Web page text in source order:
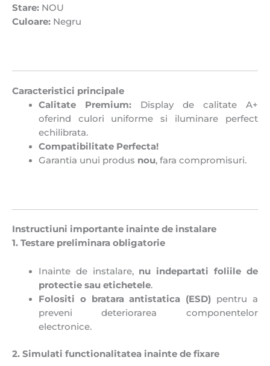
Stare: NOU
Culoare: Negru
Caracteristici principale
Calitate Premium:Display de calitate A+
oferind culori uniforme si iluminare perfect
echilibrata.
Compatibilitate Perfecta!
Garantia unui produs nou, fara compromisuri.
Instructiuni importante inainte de instalare
1. Testare preliminara obligatorie
Inainte de instalare, nu indepartati foliile de
protectie sau etichetele.
Folositi o bratara antistatica (ESD) pentru a
preveni deteriorarea componentelor
electronice.
2. Simulati functionalitatea inainte de fixare